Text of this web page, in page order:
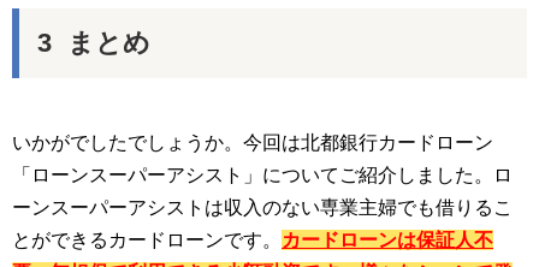
まとめ
いかがでしたでしょうか。今回は北都銀行カードローン
「ローンスーパーアシスト」についてご紹介しました。ロ
ーンスーパーアシストは収入のない専業主婦でも借りるこ
とができるカードローンです。
カードローンは保証人不